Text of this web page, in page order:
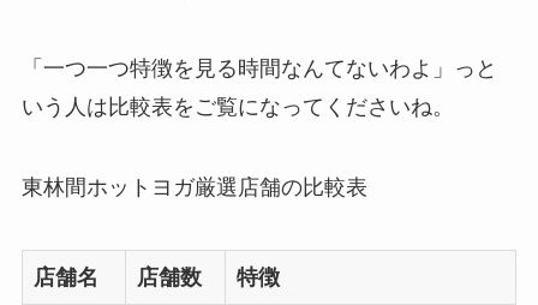
「一つ一つ特徴を見る時間なんてないわよ」っと
いう人は比較表をご覧になってくださいね。
東林間ホットヨガ厳選店舗の比較表
店舗名 店舗数 特徴